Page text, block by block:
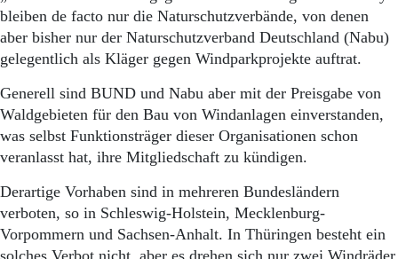
Impressum
Datenschutz
bleiben de facto nur die Naturschutzverbände, von denen
aber bisher nur der Naturschutzverband Deutschland (Nabu)
gelegentlich als Kläger gegen Windparkprojekte auftrat.
Generell sind BUND und Nabu aber mit der Preisgabe von
Waldgebieten für den Bau von Windanlagen einverstanden,
was selbst Funktionsträger dieser Organisationen schon
veranlasst hat, ihre Mitgliedschaft zu kündigen.
Derartige Vorhaben sind in mehreren Bundesländern
verboten, so in Schleswig-Holstein, Mecklenburg-
Vorpommern und Sachsen-Anhalt. In Thüringen besteht ein
solches Verbot nicht, aber es drehen sich nur zwei Windräder